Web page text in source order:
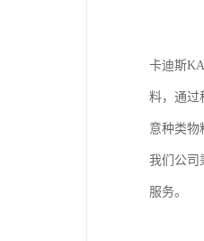
卡迪斯
料，通过
意种类物
我们公司
服务。